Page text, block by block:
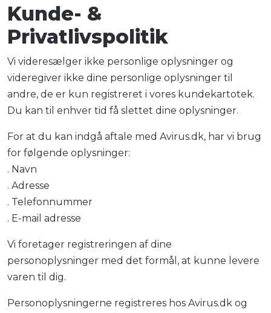
Kunde- &
Privatlivspolitik
Vi videresælger ikke personlige oplysninger og
videregiver ikke dine personlige oplysninger til
andre, de er kun registreret i vores kundekartotek.
Du kan til enhver tid få slettet dine oplysninger.
For at du kan indgå aftale med Avirus.dk, har vi brug
for følgende oplysninger:
. Navn
. Adresse
. Telefonnummer
. E-mail adresse
Vi foretager registreringen af dine
personoplysninger med det formål, at kunne levere
varen til dig.
Personoplysningerne registreres hos Avirus.dk og